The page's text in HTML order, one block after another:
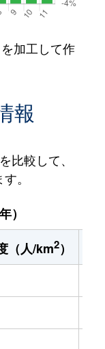
加工して作
報
比較して、
。
）
（人/km2）